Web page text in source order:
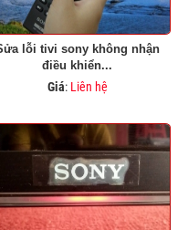
lỗi tivi sony không nhận
điều khiển...
Giá: Liên hệ